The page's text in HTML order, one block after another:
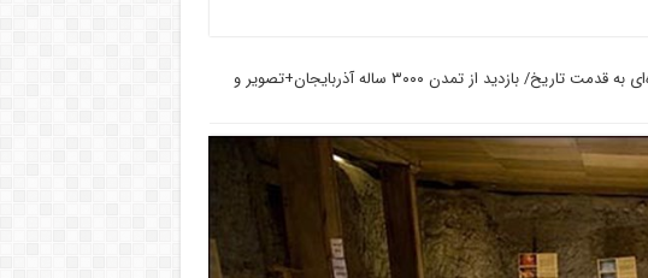
سایت موزه عصر آهن تبریز موزه‌ای به قدمت تاریخ/ بازدید از تمدن ۳۰۰۰ ساله آذربایجان+تصویر و